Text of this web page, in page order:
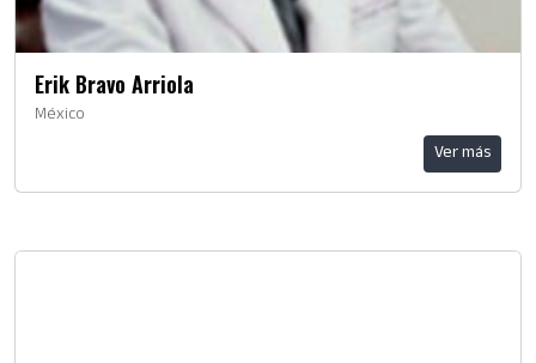
Erik Bravo Arriola
México
Ver más